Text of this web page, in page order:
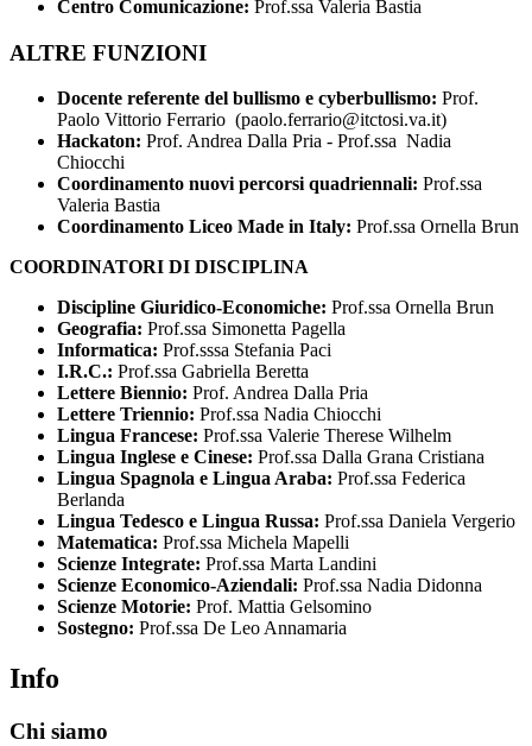
Centro Comunicazione: Prof.ssa Valeria Bastia
ALTRE FUNZIONI
Docente referente del bullismo e cyberbullismo: Prof.
Paolo Vittorio Ferrario (paolo.ferrario@itctosi.va.it)
Hackaton: Prof. Andrea Dalla Pria - Prof.ssa Nadia
Chiocchi
Coordinamento nuovi percorsi quadriennali: Prof.ssa
Valeria Bastia
Coordinamento Liceo Made in Italy: Prof.ssa Ornella Brun
COORDINATORI DI DISCIPLINA
Discipline Giuridico-Economiche: Prof.ssa Ornella Brun
Geografia: Prof.ssa Simonetta Pagella
Informatica: Prof.sssa Stefania Paci
I.R.C.: Prof.ssa Gabriella Beretta
Lettere Biennio: Prof. Andrea Dalla Pria
Lettere Triennio: Prof.ssa Nadia Chiocchi
Lingua Francese: Prof.ssa Valerie Therese Wilhelm
Lingua Inglese e Cinese: Prof.ssa Dalla Grana Cristiana
Lingua Spagnola e Lingua Araba: Prof.ssa Federica
Berlanda
Lingua Tedesco e Lingua Russa: Prof.ssa Daniela Vergerio
Matematica: Prof.ssa Michela Mapelli
Scienze Integrate: Prof.ssa Marta Landini
Scienze Economico-Aziendali: Prof.ssa Nadia Didonna
Scienze Motorie: Prof. Mattia Gelsomino
Sostegno: Prof.ssa De Leo Annamaria
Info
Chi siamo